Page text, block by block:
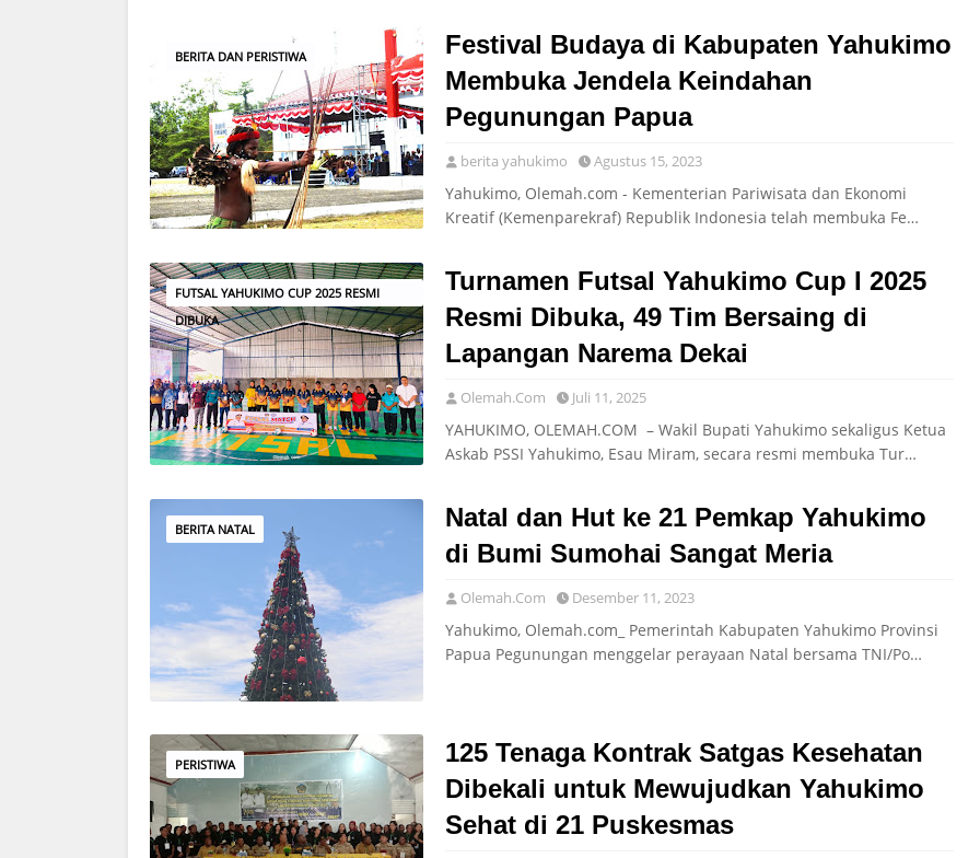
BERITA DAN PERISTIWA
Festival Budaya di Kabupaten Yahukimo
Membuka Jendela Keindahan
Pegunungan Papua
berita yahukimo Agustus 15, 2023
Yahukimo, Olemah.com - Kementerian Pariwisata dan Ekonomi
Kreatif (Kemenparekraf) Republik Indonesia telah membuka Fe…
FUTSAL YAHUKIMO CUP 2025 RESMI
DIBUKA
Turnamen Futsal Yahukimo Cup I 2025
Resmi Dibuka, 49 Tim Bersaing di
Lapangan Narema Dekai
Olemah.Com Juli 11, 2025
YAHUKIMO, OLEMAH.COM – Wakil Bupati Yahukimo sekaligus Ketua
Askab PSSI Yahukimo, Esau Miram, secara resmi membuka Tur…
BERITA NATAL
Natal dan Hut ke 21 Pemkap Yahukimo
di Bumi Sumohai Sangat Meria
Olemah.Com Desember 11, 2023
Yahukimo, Olemah.com_ Pemerintah Kabupaten Yahukimo Provinsi
Papua Pegunungan menggelar perayaan Natal bersama TNI/Po…
PERISTIWA
125 Tenaga Kontrak Satgas Kesehatan
Dibekali untuk Mewujudkan Yahukimo
Sehat di 21 Puskesmas